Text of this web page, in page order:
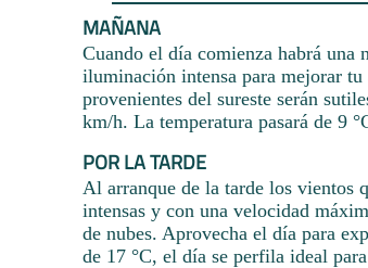
MAÑANA
Cuando el día comienza habrá una
iluminación intensa para mejorar
provenientes del sureste serán
km/h. La temperatura pasará de 9
POR LA TARDE
Al arranque de la tarde los vientos
intensas y con una velocidad
de nubes. Aprovecha el día para
de 17 °C, el día se perfila ideal